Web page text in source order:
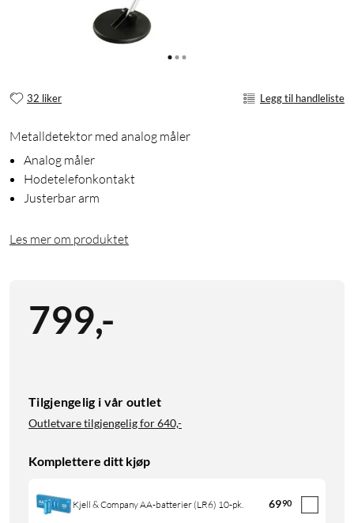
32 liker Legg til handleliste
Metalldetektor med analog måler
Analog måler
Hodetelefonkontakt
Justerbar arm
Les mer om produktet
799,-
Tilgjengelig i vår outlet
Outletvare tilgjengelig for640,-
Komplettere ditt kjøp
Kjell & Company AA-batterier (LR6) 10-pk. 6990